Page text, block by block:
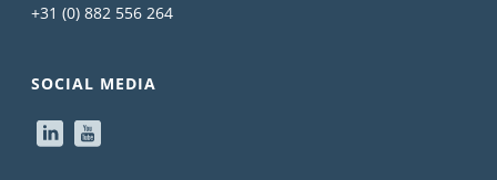
+31 (0) 882 556 264
SOCIAL MEDIA